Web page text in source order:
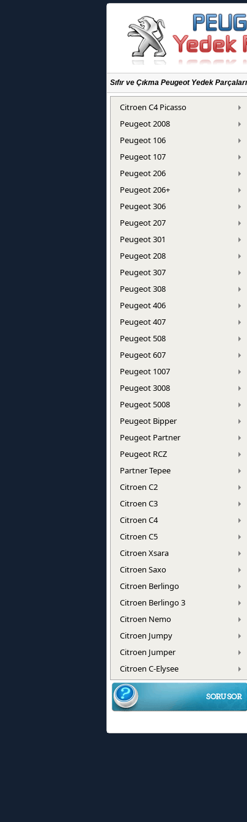
Sıfır ve Çıkma Peugeot Yedek
Citroen C4 Picasso
Peugeot 2008
Peugeot 106
Peugeot 107
Peugeot 206
Peugeot 206+
Peugeot 306
Peugeot 207
Peugeot 301
Peugeot 208
Peugeot 307
Peugeot 308
Peugeot 406
Peugeot 407
Peugeot 508
Peugeot 607
Peugeot 1007
Peugeot 3008
Peugeot 5008
Peugeot Bipper
Peugeot Partner
Peugeot RCZ
Partner Tepee
Citroen C2
Citroen C3
Citroen C4
Citroen C5
Citroen Xsara
Citroen Saxo
Citroen Berlingo
Citroen Berlingo 3
Citroen Nemo
Citroen Jumpy
Citroen Jumper
Citroen C-Elysee